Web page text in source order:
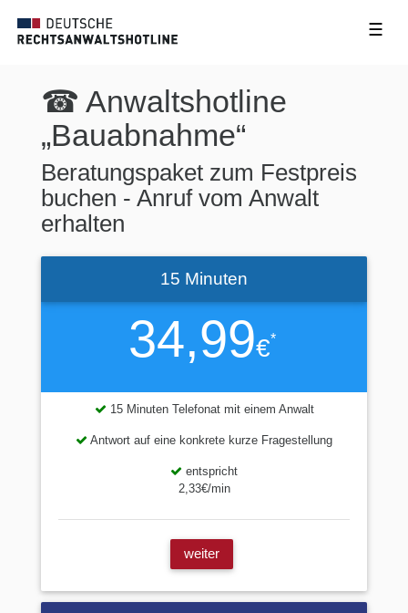
☰
☎ Anwaltshotline
„Bauabnahme“
Beratungspaket zum Festpreis
buchen - Anruf vom Anwalt
erhalten
34,99€*
15 Minuten
15 Minuten Telefonat mit einem Anwalt
Antwort auf eine konkrete kurze Fragestellung
entspricht
2,33€/min
weiter